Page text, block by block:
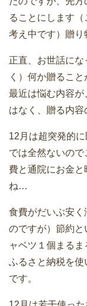
ることにします
考え中です）贈
正直、お世話に
く）何か贈るこ
最近は悩む内容
はなく、贈る内容
12月は超突発的
では全然ないの
費と通院にお金
ね…
食費がだいぶ安
のですが）節約と
ャベツ１個まる
ふるさと納税を
です。